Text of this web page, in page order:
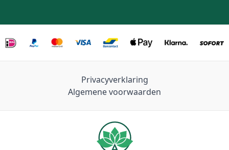
Privacyverklaring
Algemene voorwaarden